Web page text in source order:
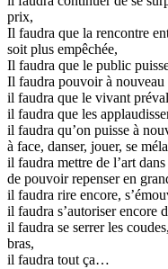
prix,
Il faudra que la rencontre
soit plus empêchée,
Il faudra que le public
Il faudra pouvoir à nouveau
il faudra que le vivant
il faudra que les
il faudra qu’on puisse à
à face, danser, jouer, se
il faudra mettre de l’art
de pouvoir repenser en
il faudra rire encore,
il faudra s’autoriser encore
il faudra se serrer les
bras,
il faudra tout ça…